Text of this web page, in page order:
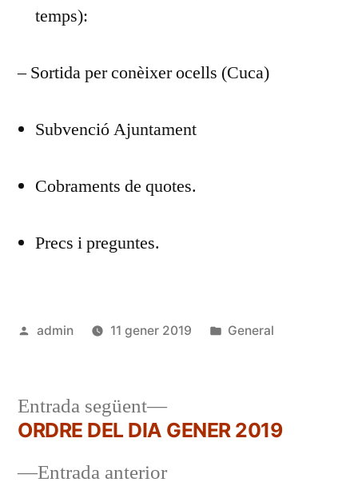
temps):
– Sortida per conèixer ocells (Cuca)
Subvenció Ajuntament
Cobraments de quotes.
Precs i preguntes.
Publicat
admin 11 gener 2019
Publicat
General
Navegació
Entrada anteriorEntrada
Entrada següent
Entrada
següent:
ORDRE DEL DIA GENER 2019